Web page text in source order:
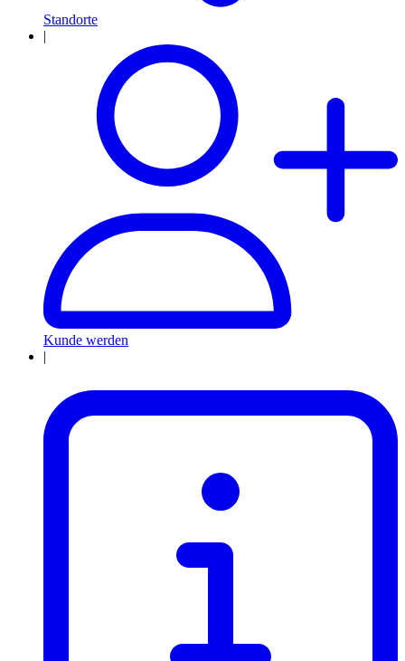
Standorte
|
Kunde werden
|